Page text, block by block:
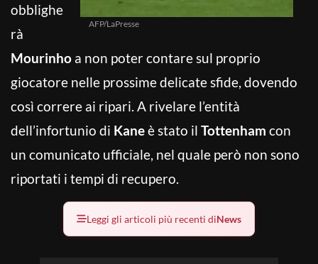
AFP/LaPresse
obblighe
rà
Mourinho a non poter contare sul proprio
giocatore nelle prossime delicate sfide, dovendo
così correre ai ripari. A rivelare l’entità
dell’infortunio di Kaneè stato il Tottenham con
un comunicato ufficiale, nel quale però non sono
riportati i tempi di recupero.
Leggi gli articoli più recenti diNews